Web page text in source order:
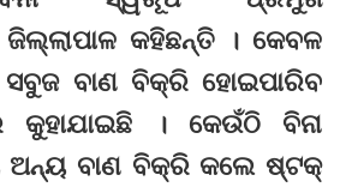
ଜିଲ୍ଲାପାଳ କହିଛନ୍ତି । କେବଳ
ସବୁଜ ବାଣ ବିକ୍ରି ହୋଇପାରିବ
। କେଉଁଠି ବିନା
ଅନ୍ୟ ବାଣ ବିକ୍ରି କଲେ ଷ୍ଟକ୍